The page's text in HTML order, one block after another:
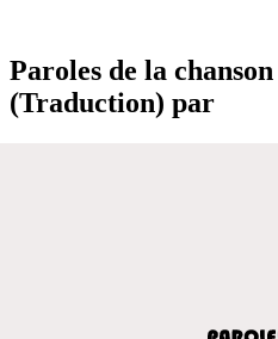
Paroles de la
(Traduction) par